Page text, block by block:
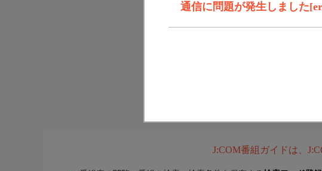
通信に問題が発生しました
J:COM番組ガイドは、